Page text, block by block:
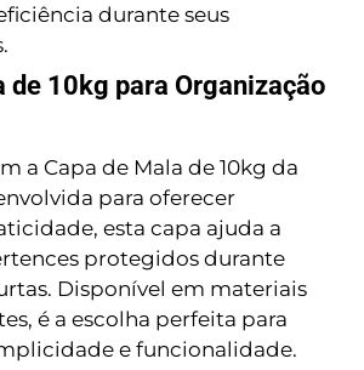
durante seus
de 10kg para Organização
a Capa de Mala de 10kg da
para oferecer
esta capa ajuda a
protegidos durante
Disponível em materiais
é a escolha perfeita para
e funcionalidade.